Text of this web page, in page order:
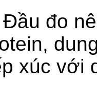
đo
xúc với